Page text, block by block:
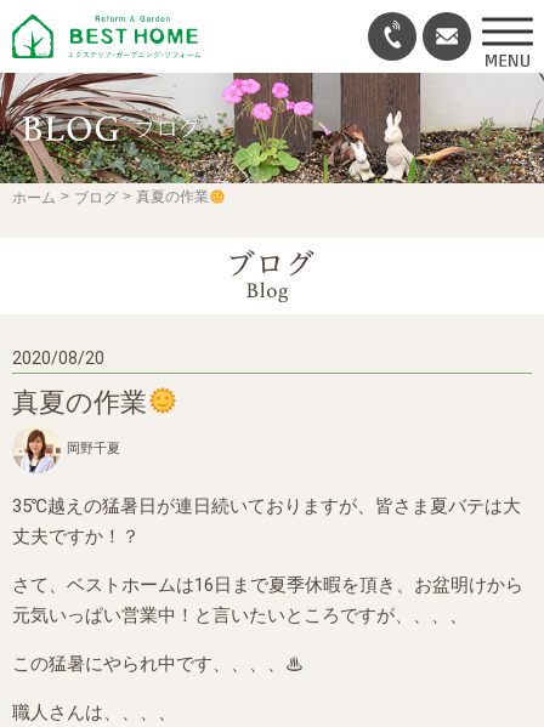
ホーム ブログ 真夏の作業
2020/08/20
真夏の作業
岡野千夏
35℃越えの猛暑日が連日続いておりますが、皆さま夏バテは大
丈夫ですか！？
さて、ベストホームは16日まで夏季休暇を頂き、お盆明けから
元気いっぱい営業中！と言いたいところですが、、、、
この猛暑にやられ中です、、、、♨
職人さんは、、、、